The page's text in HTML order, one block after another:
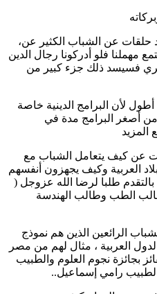
عن الشباب الكثير عن،
فلو أدركونا رجال الدين
ذلك جزء كبير من
البرامج الدينية خاصة
البرامج مدة في
كيف يتعامل الشباب مع
وكيف يجهزون أنفسهم
طلبا لرضا الله عزوجل (
وطالب الهندسة
الذين هم نموذج
العربية ، مثال لهم من مصر
نجوم العلوم والطبيب
رامي إسماعيل..